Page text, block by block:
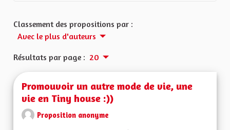
Classement des propositions par :
Avec le plus d'auteurs
Résultats par page : 20
Promouvoir un autre mode de vie, une
vie en Tiny house :))
Proposition anonyme